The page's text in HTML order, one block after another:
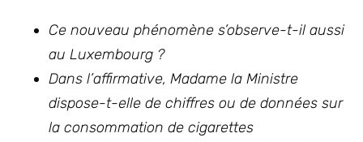
Ce nouveau phénomène s’observe-t-il aussi
au Luxembourg ?
Dans l’affirmative, Madame la Ministre
dispose-t-elle de chiffres ou de données sur
la consommation de cigarettes